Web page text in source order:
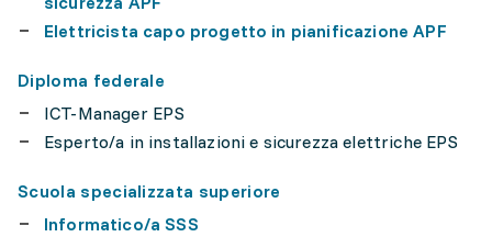
Elettricista capo progetto in pianificazione APF
Diploma federale
ICT-Manager EPS
Esperto/a in installazioni e sicurezza elettriche EPS
Scuola specializzata superiore
Informatico/a SSS